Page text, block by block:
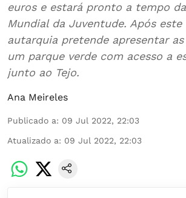
euros e estará pronto a tempo
Mundial da Juventude. Após este
autarquia pretende apresentar
um parque verde com acesso a
junto ao Tejo.
Ana Meireles
Publicado a: 09 Jul 2022, 22:03
Atualizado a: 09 Jul 2022, 22:03